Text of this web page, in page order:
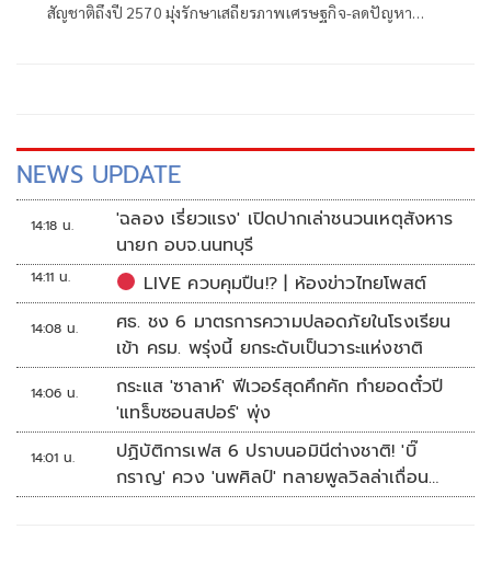
สัญชาติถึงปี 2570 มุ่งรักษาเสถียรภาพเศรษฐกิจ-ลดปัญหา
NEWS UPDATE
14:18 น.
'ฉลอง เรี่ยวแรง' เปิดปากเล่าชนวนเหตุสังหาร
นายก อบจ.นนทบุรี
14:11 น. LIVE ควบคุมปืน!? | ห้องข่าวไทยโพสต์
14:08 น.
ศธ. ชง 6 มาตรการความปลอดภัยในโรงเรียน
เข้า ครม. พรุ่งนี้ ยกระดับเป็นวาระแห่งชาติ
14:06 น.
กระแส 'ซาลาห์' ฟีเวอร์สุดคึกคัก ทำยอดตั๋วปี
'แทร็บซอนสปอร์' พุ่ง
14:01 น.
ปฏิบัติการเฟส 6 ปราบนอมินีต่างชาติ! 'บิ๊
กราญ' ควง 'นพศิลป์' ทลายพูลวิลล่าเถื่อน
หัวหิน